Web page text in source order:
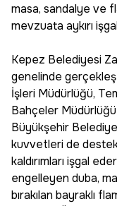
masa, sandalye ve
mevzuata aykırı
Kepez Belediyesi
genelinde
İşleri Müdürlüğü,
Bahçeler Müdürlüğü
Büyükşehir
kuvvetleri de destek
kaldırımları işgal
engelleyen duba,
bırakılan bayraklı